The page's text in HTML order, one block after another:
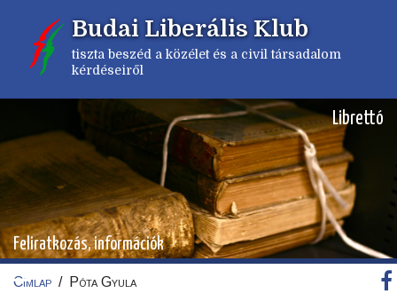
tartalomra
Budai Liberális Klub
tiszta beszéd a közélet és a civil társadalom
kérdéseiről
Librettó
Feliratkozás, információk
Címlap / Póta Gyula